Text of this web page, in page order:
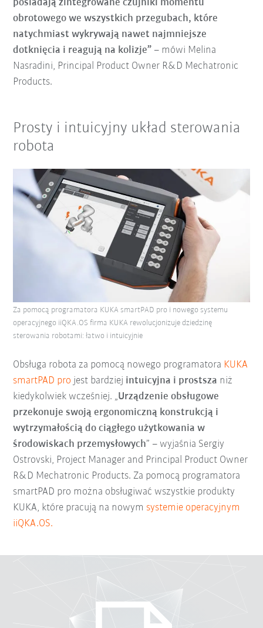
posiadają zintegrowane czujniki momentu
obrotowego we wszystkich przegubach, które
natychmiast wykrywają nawet najmniejsze
dotknięcia i reagują na kolizje” – mówi Melina
Nasradini, Principal Product Owner R&D Mechatronic
Products.
Prosty i intuicyjny układ sterowania
robota
Obsługa robota za pomocą nowego programatora KUKA
smartPAD pro jest bardziej intuicyjna i prostsza niż
kiedykolwiek wcześniej. „Urządzenie obsługowe
przekonuje swoją ergonomiczną konstrukcją i
wytrzymałością do ciągłego użytkowania w
środowiskach przemysłowych” – wyjaśnia Sergiy
Ostrovski, Project Manager and Principal Product Owner
R&D Mechatronic Products. Za pomocą programatora
smartPAD pro można obsługiwać wszystkie produkty
KUKA, które pracują na nowym systemie operacyjnym
iiQKA.OS.
Za pomocą programatora KUKA smartPAD pro i nowego systemu
operacyjnego iiQKA.OS firma KUKA rewolucjonizuje dziedzinę
sterowania robotami: łatwo i intuicyjnie